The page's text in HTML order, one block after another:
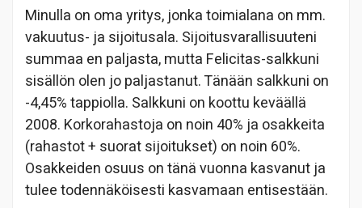
Minulla on oma yritys, jonka toimialana on mm.
vakuutus- ja sijoitusala. Sijoitusvarallisuuteni
summaa en paljasta, mutta Felicitas-salkkuni
sisällön olen jo paljastanut. Tänään salkkuni on
-4,45% tappiolla. Salkkuni on koottu keväällä
2008. Korkorahastoja on noin 40% ja osakkeita
(rahastot + suorat sijoitukset) on noin 60%.
Osakkeiden osuus on tänä vuonna kasvanut ja
tulee todennäköisesti kasvamaan entisestään.